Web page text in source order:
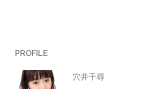
PROFILE
穴井千尋